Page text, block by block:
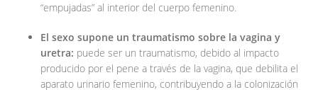
“empujadas” al interior del cuerpo femenino.
El sexo supone un traumatismo sobre la vagina y
uretra: puede ser un traumatismo, debido al impacto
producido por el pene a través de la vagina, que debilita el
aparato urinario femenino, contribuyendo a la colonización